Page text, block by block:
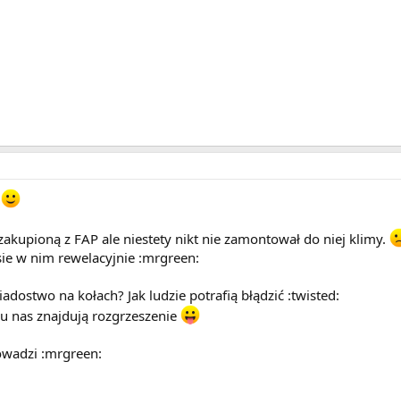
z FAP ale niestety nikt nie zamontował do niej klimy.
w nim rewelacyjnie :mrgreen:
na kołach? Jak ludzie potrafią błądzić :twisted:
nas znajdują rozgrzeszenie
:mrgreen: